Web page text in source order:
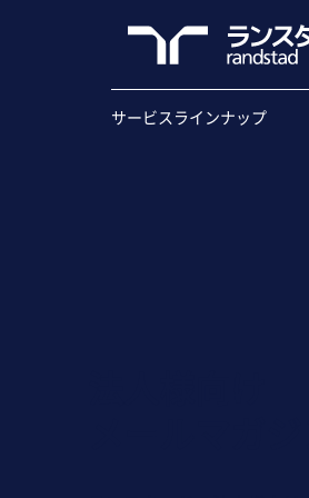
サービスラインナップ